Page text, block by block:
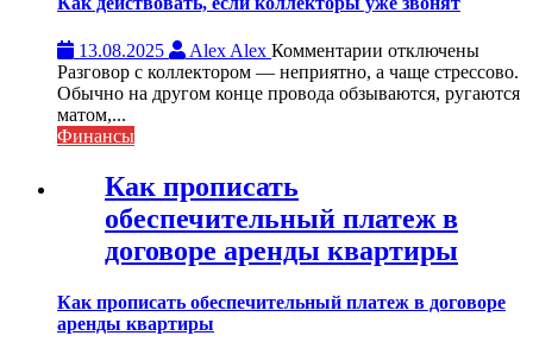
13.08.2025 Alex Alex Комментарии к
записи
Как
отключены
Разговор с коллектором — неприятно, а чаще стрессово.
Обычно на другом конце провода обзываются, ругаются
матом,...
Финансы
Как прописать
обеспечительный платеж в
договоре аренды квартиры
Как прописать обеспечительный платеж в договоре
аренды квартиры